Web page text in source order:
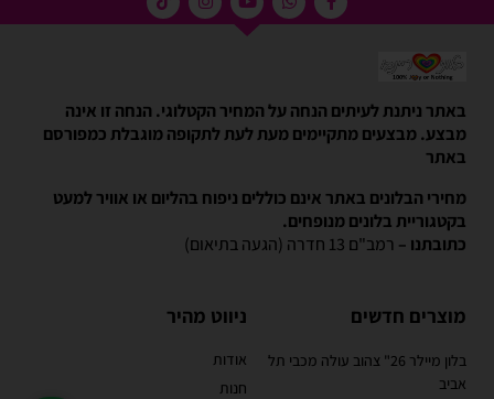
באתר ניתנת לעיתים הנחה על המחיר הקטלוגי. הנחה זו אינה
מבצע. מבצעים מתקיימים מעת לעת לתקופה מוגבלת כמפורסם
באתר
מחירי הבלונים באתר אינם כוללים ניפוח בהליום או אוויר למעט
בקטגוריית בלונים מנופחים.
כתובתנו – רמב"ם 13 חדרה (הגעה בתיאום)
מוצרים חדשים
בלון מיילר 26" צהוב עולה מכבי תל
אביב
ניווט מהיר
אודות
חנות